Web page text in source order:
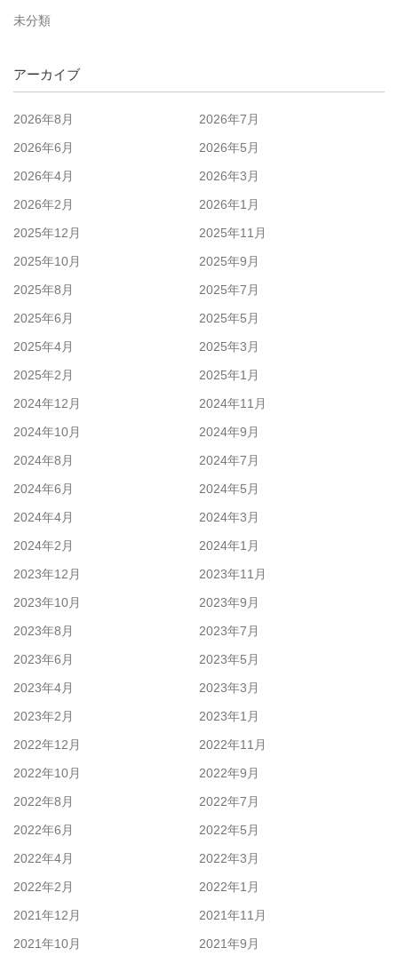
未分類
アーカイブ
2026年8月
2026年7月
2026年6月
2026年5月
2026年4月
2026年3月
2026年2月
2026年1月
2025年12月
2025年11月
2025年10月
2025年9月
2025年8月
2025年7月
2025年6月
2025年5月
2025年4月
2025年3月
2025年2月
2025年1月
2024年12月
2024年11月
2024年10月
2024年9月
2024年8月
2024年7月
2024年6月
2024年5月
2024年4月
2024年3月
2024年2月
2024年1月
2023年12月
2023年11月
2023年10月
2023年9月
2023年8月
2023年7月
2023年6月
2023年5月
2023年4月
2023年3月
2023年2月
2023年1月
2022年12月
2022年11月
2022年10月
2022年9月
2022年8月
2022年7月
2022年6月
2022年5月
2022年4月
2022年3月
2022年2月
2022年1月
2021年12月
2021年11月
2021年10月
2021年9月